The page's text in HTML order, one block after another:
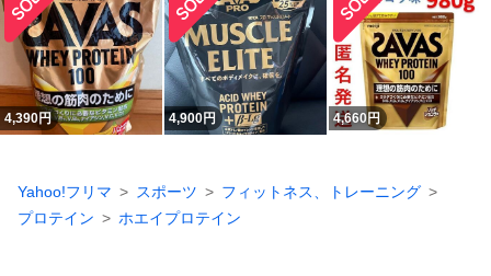
4,390円 4,900円 4,660円
Yahoo!フリマ スポーツ
フィットネス、トレーニング
プロテイン
ホエイプロテイン